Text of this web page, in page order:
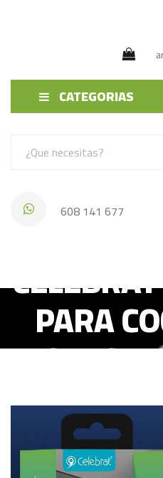
CATEGORIAS
608 141 677
PARA